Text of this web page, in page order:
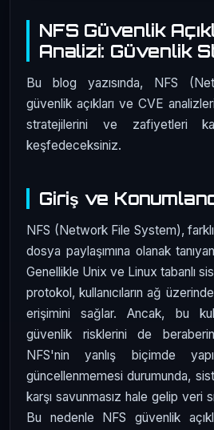
NFS Güvenlik
Analizi: Güvenlik
Bu blog yazısında, NFS
güvenlik açıkları ve CVE
stratejilerini ve zafiyetleri
keşfedeceksiniz.
Giriş ve
NFS (Network File System),
dosya paylaşımına olanak
Genellikle Unix ve Linux tabanlı
protokol, kullanıcıların ağ
erişimini sağlar. Ancak, bu
güvenlik risklerini de
NFS'nin yanlış biçimde
güncellenmemesi durumunda,
karşı savunmasız hale gelip veri
Bu nedenle NFS güvenlik